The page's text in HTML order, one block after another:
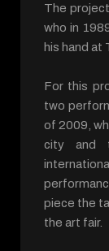
The
who in
his hand at
For this
two
of 2009,
city and
piece the
the art fair.